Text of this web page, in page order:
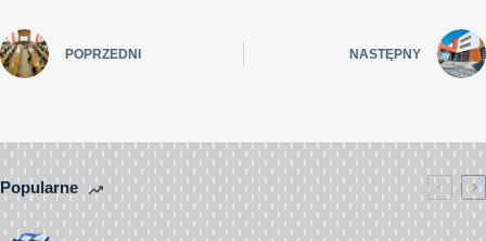
POPRZEDNI NASTĘPNY
Popularne